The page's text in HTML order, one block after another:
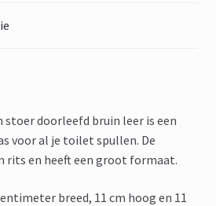
stoer doorleefd bruin leer is een
voor al je toilet spullen. De
en heeft een groot formaat.
breed, 11 cm hoog en 11